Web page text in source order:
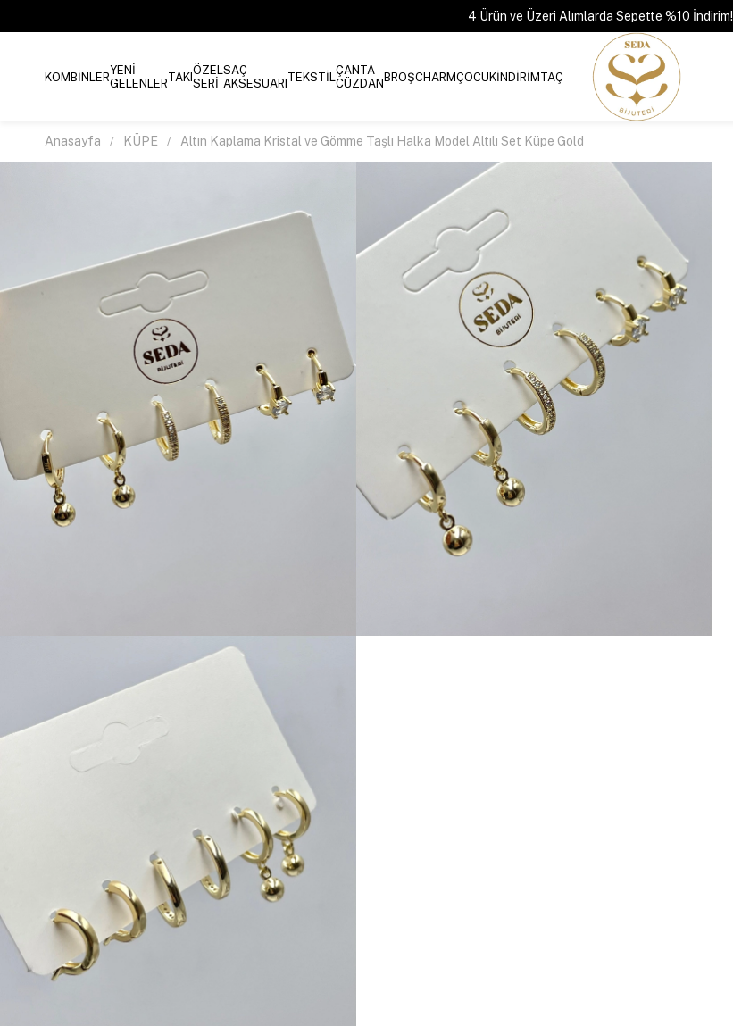
4 Ürün ve Üzeri Alımlarda Sepette %10 İndirim!
KOMBİNLERYENİ
GELENLERTAKIÖZEL
SERİ
SAÇ
AKSESUARI TEKSTİLÇANTA-
CÜZDANBROŞCHARMÇOCUKİNDİRİMTAÇ
Anasayfa KÜPE Altın Kaplama Kristal ve Gömme Taşlı Halka Model Altılı Set Küpe Gold